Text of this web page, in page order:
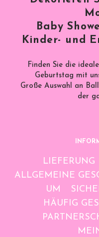
Baby
Kinder- und
Finden Sie die
Geburtstag mit
Große Auswahl an
der
LIEFERUNG
ALLGEMEINE
UM
HÄUFIG